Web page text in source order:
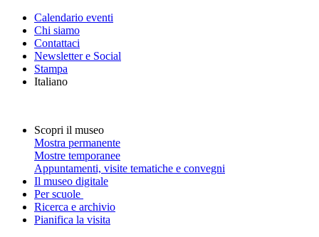
Calendario eventi
Chi siamo
Contattaci
Newsletter e Social
Stampa
Italiano
Scopri il museo
Mostra permanente
Mostre temporanee
Appuntamenti, visite tematiche e convegni
Il museo digitale
Per scuole
Ricerca e archivio
Pianifica la visita